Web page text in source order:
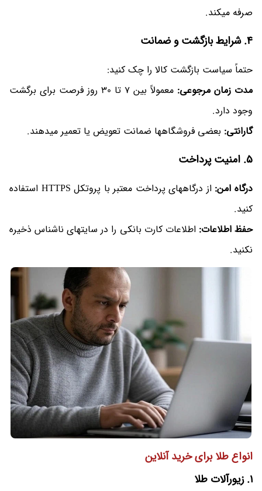
صرفه میکند.
4. شرایط بازگشت و ضمانت
حتماً سیاست بازگشت کالا را چک کنید:
مدت زمان مرجوعی:
معمولاً بین 7 تا 30 روز فرصت برای برگشت
وجود دارد.
گارانتی: بعضی فروشگاهها ضمانت تعویض یا تعمیر میدهند.
5. امنیت پرداخت
درگاه امن:
از درگاههای پرداخت معتبر با پروتکل HTTPS استفاده
کنید.
حفظ اطلاعات: اطلاعات کارت بانکی را در سایتهای ناشناس ذخیره
نکنید.
انواع طلا برای خرید آنلاین
1. زیورآلات طلا